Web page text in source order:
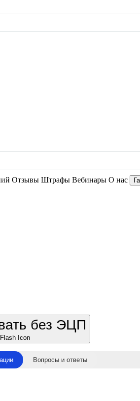
Отзывы Штрафы Вебинары О нас
без ЭЦП
Вопросы и ответы